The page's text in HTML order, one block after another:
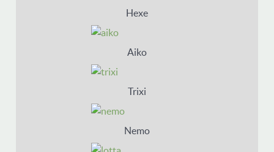
Hexe
Aiko
Trixi
Nemo